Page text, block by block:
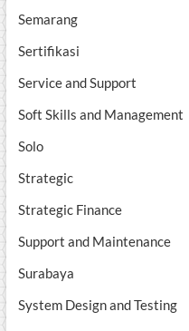
Semarang
Sertifikasi
Service and Support
Soft Skills and Management
Solo
Strategic
Strategic Finance
Support and Maintenance
Surabaya
System Design and Testing